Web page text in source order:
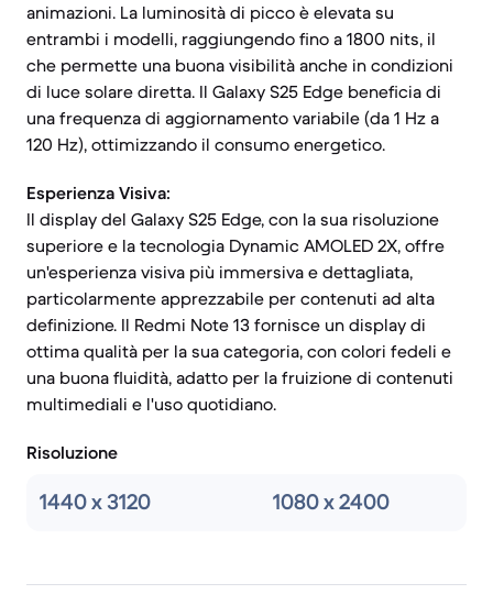
animazioni. La luminosità di picco è elevata su
entrambi i modelli, raggiungendo fino a 1800 nits, il
che permette una buona visibilità anche in condizioni
di luce solare diretta. Il Galaxy S25 Edge beneficia di
una frequenza di aggiornamento variabile (da 1 Hz a
120 Hz), ottimizzando il consumo energetico.
Esperienza Visiva:
Il display del Galaxy S25 Edge, con la sua risoluzione
superiore e la tecnologia Dynamic AMOLED 2X, offre
un'esperienza visiva più immersiva e dettagliata,
particolarmente apprezzabile per contenuti ad alta
definizione. Il Redmi Note 13 fornisce un display di
ottima qualità per la sua categoria, con colori fedeli e
una buona fluidità, adatto per la fruizione di contenuti
multimediali e l'uso quotidiano.
Risoluzione
1440 x 3120 1080 x 2400